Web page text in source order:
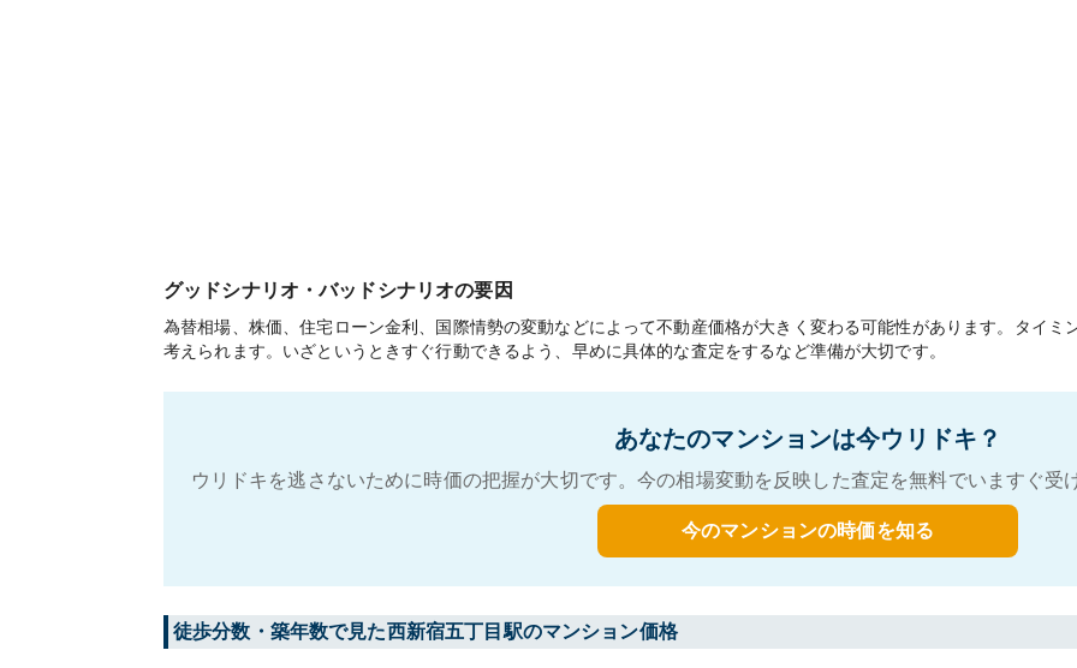
グッドシナリオ・バッドシナリオの要因
為替相場、株価、住宅ローン金利、国際情勢の変動などによって不動産価格が大きく変わる可能性があります。タイミ
考えられます。いざというときすぐ行動できるよう、早めに具体的な査定をするなど準備が大切です。
あなたのマンションは今ウリドキ？
ウリドキを逃さないために時価の把握が大切です。今の相場変動を反映した査定を無料でいますぐ
今のマンションの時価を知る
徒歩分数・築年数で見た西新宿五丁目駅のマンション価格